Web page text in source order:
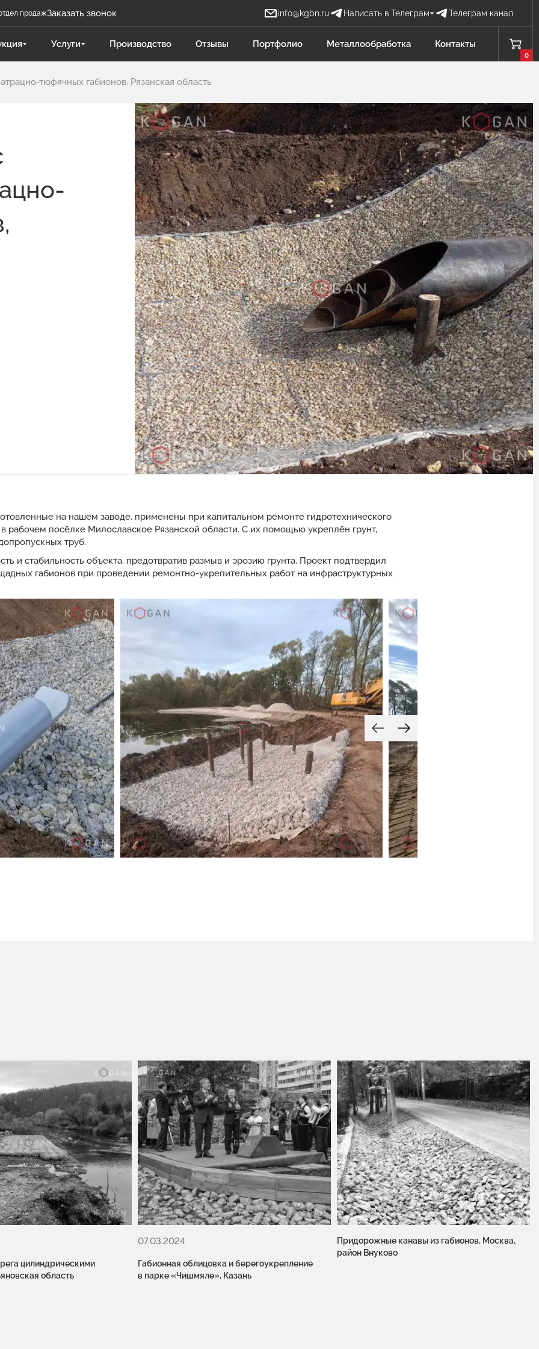
продажЗаказать звонок info@kgbn.ru Написать в Телеграм Телеграм канал
Задать вопрос БН Бова Наталья
Отдел продаж
Даниленко Иван
ПС Поликарпова Светлана
Отдел продаж
СВ Садков Владимир
Отдел продаж Защита от БПЛА
ЧД Чукова Дарья
Отдел продаж Гидравлика
ЛЮ Личагина Юлия
Отдел продаж Металлообработка
Услуги Производство Отзывы Портфолио Металлообработка Контакты
0
тюфячных габионов, Рязанская область
на нашем заводе, применены при капитальном ремонте гидротехнического
рабочем посёлке Милославское Рязанской области. С их помощью укреплён грунт,
труб.
и стабильность объекта, предотвратив размыв и эрозию грунта. Проект подтвердил
габионов при проведении ремонтно-укрепительных работ на инфраструктурных
цилиндрическими
область
07.03.2024
Габионная облицовка и берегоукрепление
в парке «Чишмяле», Казань
Придорожные канавы из габионов, Москва,
район Внуково